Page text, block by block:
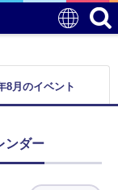
8月のイベント
ンダー